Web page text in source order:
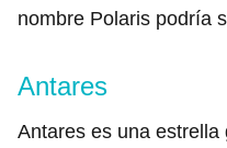
nombre Polaris podría
Antares
Antares es una estrella